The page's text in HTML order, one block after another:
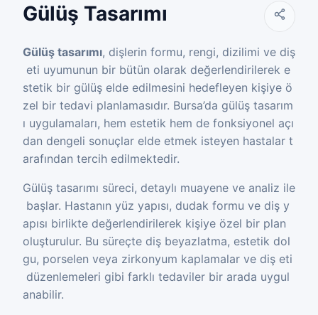
Gülüş Tasarımı
Gülüş tasarımı, dişlerin formu, rengi, dizilimi ve diş
eti uyumunun bir bütün olarak değerlendirilerek e
stetik bir gülüş elde edilmesini hedefleyen kişiye ö
zel bir tedavi planlamasıdır. Bursa’da gülüş tasarım
ı uygulamaları, hem estetik hem de fonksiyonel açı
dan dengeli sonuçlar elde etmek isteyen hastalar t
arafından tercih edilmektedir.
Gülüş tasarımı süreci, detaylı muayene ve analiz ile
başlar. Hastanın yüz yapısı, dudak formu ve diş y
apısı birlikte değerlendirilerek kişiye özel bir plan
oluşturulur. Bu süreçte diş beyazlatma, estetik dol
gu, porselen veya zirkonyum kaplamalar ve diş eti
düzenlemeleri gibi farklı tedaviler bir arada uygul
anabilir.